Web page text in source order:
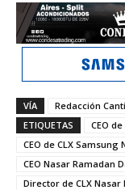
VÍA
Redacción
ETIQUETAS
CEO
CEO de CLX Samsung
CEO Nasar Ramadan
Director de CLX Nasar